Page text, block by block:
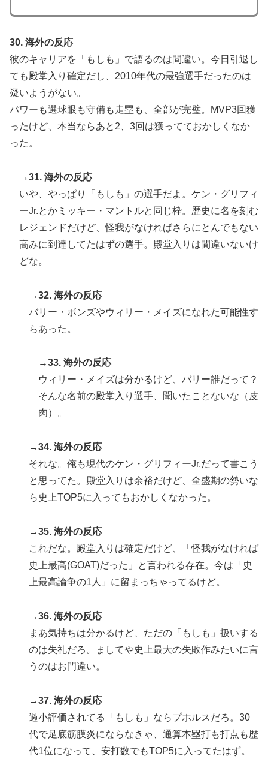
30. 海外の反応
彼のキャリアを「もしも」で語るのは間違い。今日引退し
ても殿堂入り確定だし、2010年代の最強選手だったのは
疑いようがない。
パワーも選球眼も守備も走塁も、全部が完璧。MVP3回獲
ったけど、本当ならあと2、3回は獲ってておかしくなか
った。
→31. 海外の反応
いや、やっぱり「もしも」の選手だよ。ケン・グリフィ
ーJr.とかミッキー・マントルと同じ枠。歴史に名を刻む
レジェンドだけど、怪我がなければさらにとんでもない
高みに到達してたはずの選手。殿堂入りは間違いないけ
どな。
→32. 海外の反応
バリー・ボンズやウィリー・メイズになれた可能性す
らあった。
→33. 海外の反応
ウィリー・メイズは分かるけど、バリー誰だって？
そんな名前の殿堂入り選手、聞いたことないな（皮
肉）。
→34. 海外の反応
それな。俺も現代のケン・グリフィーJr.だって書こう
と思ってた。殿堂入りは余裕だけど、全盛期の勢いな
ら史上TOP5に入ってもおかしくなかった。
→35. 海外の反応
これだな。殿堂入りは確定だけど、「怪我がなければ
史上最高(GOAT)だった」と言われる存在。今は「史
上最高論争の1人」に留まっちゃってるけど。
→36. 海外の反応
まあ気持ちは分かるけど、ただの「もしも」扱いする
のは失礼だろ。ましてや史上最大の失敗作みたいに言
うのはお門違い。
→37. 海外の反応
過小評価されてる「もしも」ならプホルスだろ。30
代で足底筋膜炎にならなきゃ、通算本塁打も打点も歴
代1位になって、安打数でもTOP5に入ってたはず。